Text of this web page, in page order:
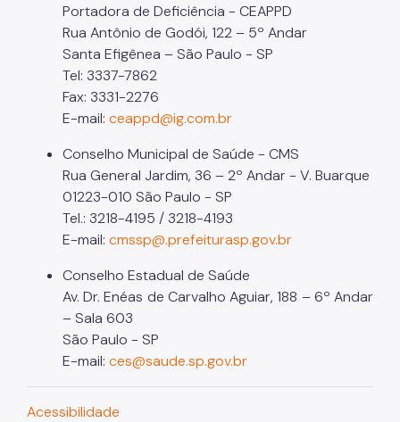
Portadora de Deficiência - CEAPPD
Rua Antônio de Godói, 122 – 5º Andar
Santa Efigênea – São Paulo - SP
Tel: 3337-7862
Fax: 3331-2276
E-mail: ceappd@ig.com.br
Conselho Municipal de Saúde - CMS
Rua General Jardim, 36 – 2º Andar - V. Buarque
01223-010 São Paulo - SP
Tel.: 3218-4195 / 3218-4193
E-mail: cmssp@.prefeiturasp.gov.br
Conselho Estadual de Saúde
Av. Dr. Enéas de Carvalho Aguiar, 188 – 6º Andar
– Sala 603
São Paulo - SP
E-mail: ces@saude.sp.gov.br
Acessibilidade